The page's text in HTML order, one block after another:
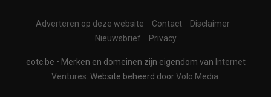
Adverteren op deze website Contact
Disclaimer
Nieuwsbrief
Privacy
eotc.be • Merken en domeinen zijn eigendom van Internet
Ventures. Website beheerd doorVolo Media.